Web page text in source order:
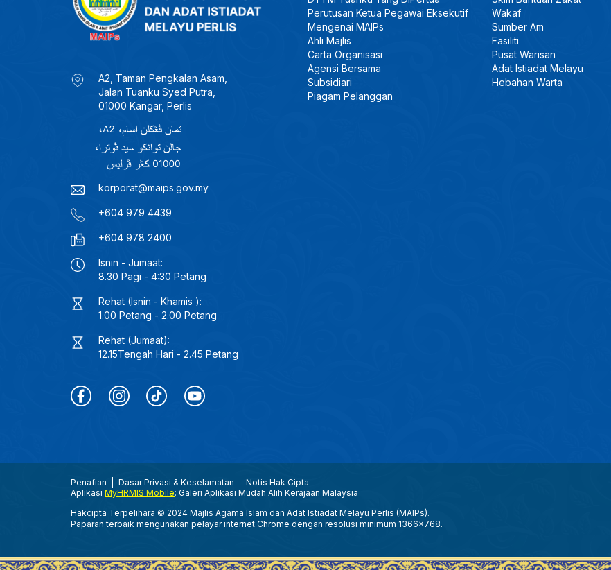
A2, Taman Pengkalan Asam,
Jalan Tuanku Syed Putra,
01000 Kangar, Perlis
korporat@maips.gov.my
+604 979 4439
+604 978 2400
Isnin - Jumaat:
8.30 Pagi - 4:30 Petang
Rehat (Isnin - Khamis ):
1.00 Petang - 2.00 Petang
Rehat (Jumaat):
12.15Tengah Hari - 2.45 Petang
Perutusan Ketua Pegawai Eksekutif
Mengenai MAIPs
Ahli Majlis
Carta Organisasi
Agensi Bersama
Subsidiari
Piagam Pelanggan
Wakaf
Sumber Am
Fasiliti
Pusat Warisan
Adat Istiadat Melayu
Hebahan Warta
Penafian Dasar Privasi & Keselamatan
Notis Hak Cipta
Aplikasi MyHRMIS Mobile: Galeri Aplikasi Mudah Alih Kerajaan Malaysia
Hakcipta Terpelihara © 2024 Majlis Agama Islam dan Adat Istiadat Melayu Perlis (MAIPs).
Paparan terbaik mengunakan pelayar internet Chrome dengan resolusi minimum 1366x768.